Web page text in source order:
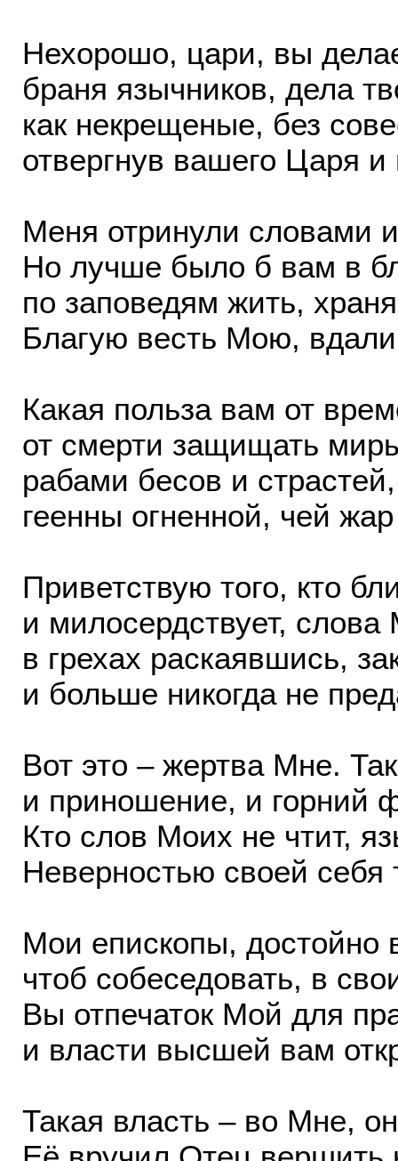
Нехорошо, цари, вы
браня язычников, дела
как некрещеные, без
отвергнув вашего Царя и
Меня отринули словами
Но лучше было б вам в
по заповедям жить,
Благую весть Мою,
Какая польза вам от
от смерти защищать
рабами бесов и
геенны огненной, чей
Приветствую того, кто
и милосердствует,
в грехах раскаявшись,
и больше никогда не
Вот это – жертва Мне.
и приношение, и
Кто слов Моих не чтит,
Неверностью своей себя
Мои епископы, достойно
чтоб собеседовать, в
Вы отпечаток Мой для
и власти высшей вам
Такая власть – во Мне,